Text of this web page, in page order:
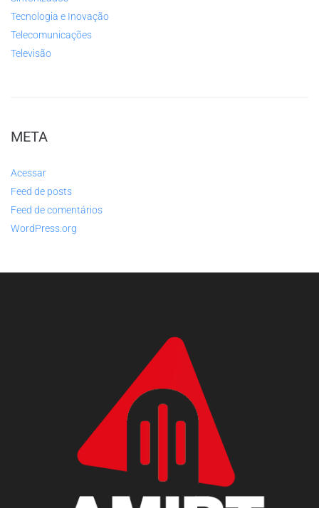
Tecnologia e Inovação
Telecomunicações
Televisão
META
Acessar
Feed de posts
Feed de comentários
WordPress.org